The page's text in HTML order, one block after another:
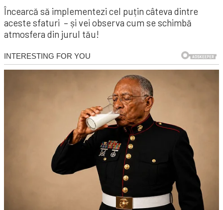
Încearcă să implementezi cel puțin câteva dintre
aceste sfaturi – și vei observa cum se schimbă
atmosfera din jurul tău!